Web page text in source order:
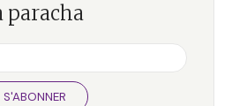
paracha
S'ABONNER